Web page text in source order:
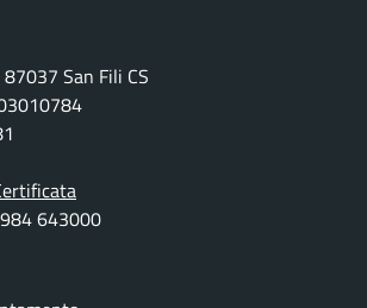
San Fili CS
643000